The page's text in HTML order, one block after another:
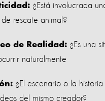
¿Está involucrada
de rescate animal?
de Realidad: ¿Es una
naturalmente
¿El escenario o la
del mismo creador?